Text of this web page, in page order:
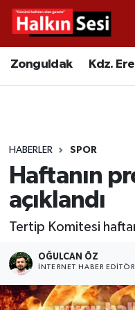
Zonguldak Kdz.
HABERLER SPOR
Haftanın
açıklandı
Tertip Komitesi
OĞULCAN ÖZ
İNTERNET HABER
Video
Çaycuma
Alaplı
Asayiş
Bartın
Karabük
Merkez Hava
Tüm Manşetler
Son Dakika
Haber Arşivi